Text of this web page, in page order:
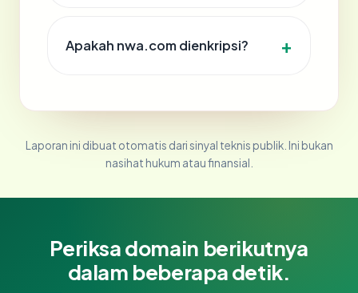
Apakah nwa.com dienkripsi?
Laporan ini dibuat otomatis dari sinyal teknis publik. Ini bukan
nasihat hukum atau finansial.
Periksa domain berikutnya
dalam beberapa detik.